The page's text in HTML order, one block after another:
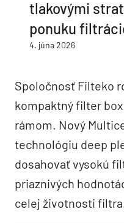
tlakovými
ponuku
4. júna 2026
Spoločnosť Filteko
kompaktný filter
rámom. Nový
technológiu deep
dosahovať vysokú
priaznivých
celej životnosti filtra.